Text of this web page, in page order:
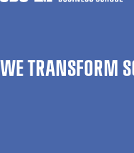
WE TRANSFORM